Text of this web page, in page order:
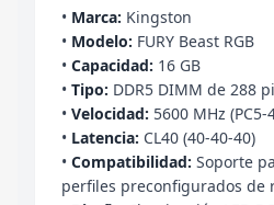
• Marca: Kingston
• Modelo: FURY Beast RGB
• Capacidad: 16 GB
• Tipo: DDR5 DIMM de 288
• Velocidad: 5600 MHz (PC5-
• Latencia: CL40 (40-40-40)
• Compatibilidad: Soporte
perfiles preconfigurados de